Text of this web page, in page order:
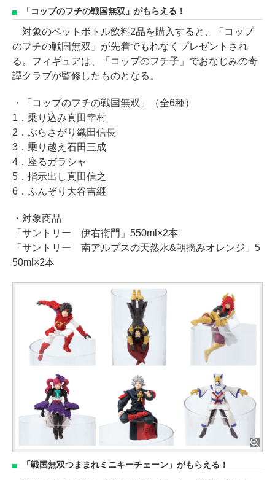
「コップのフチの戦国無双」がもらえる！
対象のペットボトル飲料2品を購入すると、「コップ
のフチの戦国無双」が先着でもれなくプレゼントされ
る。フィギュアは、「コップのフチ子」でおなじみの奇
譚クラブが監修したものとなる。
・「コップのフチの戦国無双」（全6種）
1．乗り込み真田幸村
2．ぶらさがり織田信長
3．乗り越え石田三成
4．座るガラシャ
5．指示出し真田信之
6．ふんぞり大谷吉継
・対象商品
「サントリー 伊右衛門」550ml×2本
「サントリー 南アルプスの天然水&朝摘みオレンジ」5
50ml×2本
「戦国無双つままれミニキーチェーン」がもらえる！